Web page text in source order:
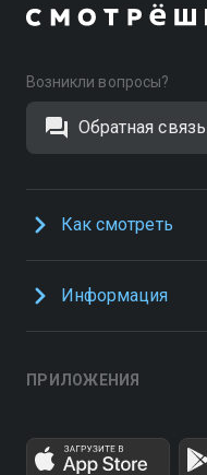
Возникли вопросы?
Обратная связь
Как смотреть
Информация
ПРИЛОЖЕНИЯ